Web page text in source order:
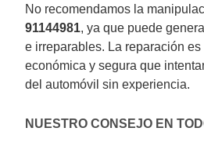
No recomendamos la
91144981, ya que puede
e irreparables. La reparación
económica y segura que
del automóvil sin experiencia.
NUESTRO CONSEJO EN